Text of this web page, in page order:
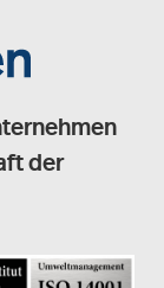
der